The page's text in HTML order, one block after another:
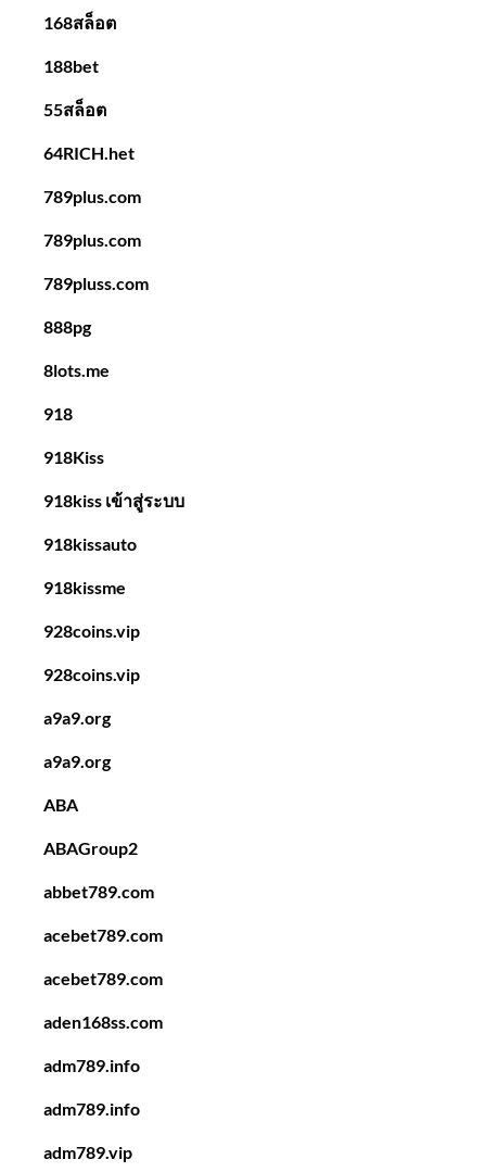
168สล็อต
188bet
55สล็อต
64RICH.het
789plus.com
789plus.com
789pluss.com
888pg
8lots.me
918
918Kiss
918kiss เข้าสู่ระบบ
918kissauto
918kissme
928coins.vip
928coins.vip
a9a9.org
a9a9.org
ABA
ABAGroup2
abbet789.com
acebet789.com
acebet789.com
aden168ss.com
adm789.info
adm789.info
adm789.vip